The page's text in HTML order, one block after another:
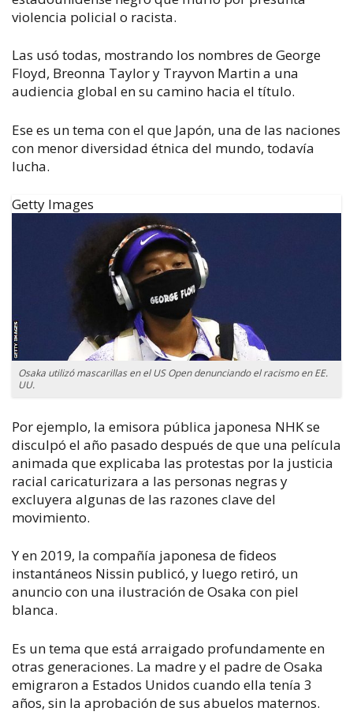
violencia policial o racista.
Las usó todas, mostrando los nombres de George
Floyd, Breonna Taylor y Trayvon Martin a una
audiencia global en su camino hacia el título.
Ese es un tema con el que Japón, una de las naciones
con menor diversidad étnica del mundo, todavía
lucha.
Getty Images
Osaka utilizó mascarillas en el US Open denunciando el racismo en EE.
UU.
Por ejemplo, la emisora pública japonesa NHK se
disculpó el año pasado después de que una película
animada que explicaba las protestas por la justicia
racial caricaturizara a las personas negras y
excluyera algunas de las razones clave del
movimiento.
Y en 2019, la compañía japonesa de fideos
instantáneos Nissin publicó, y luego retiró, un
anuncio con una ilustración de Osaka con piel
blanca.
Es un tema que está arraigado profundamente en
otras generaciones. La madre y el padre de Osaka
emigraron a Estados Unidos cuando ella tenía 3
años, sin la aprobación de sus abuelos maternos.